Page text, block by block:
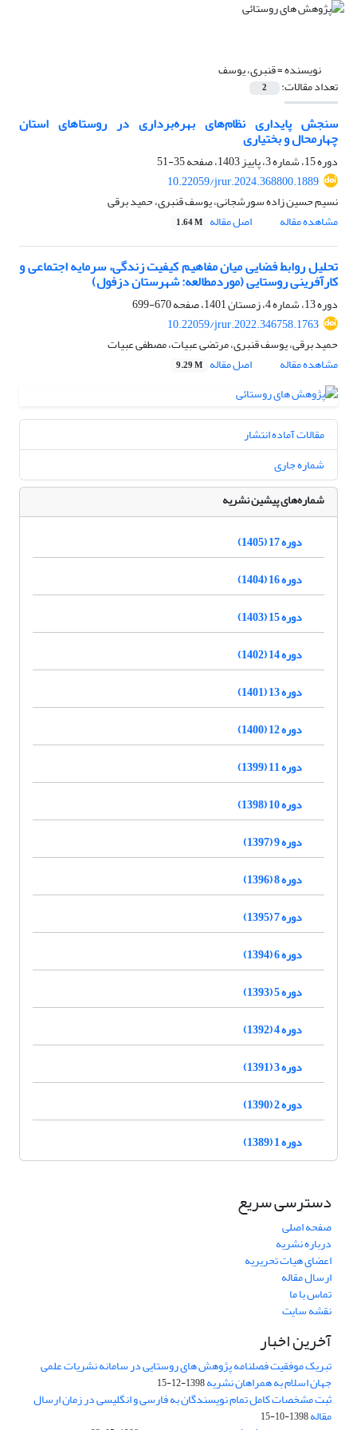
نویسنده =قنبری، یوسف
تعداد مقالات: 2
سنجش پایداری نظام‌های بهره‌برداری در روستاهای استان
چهارمحال و بختیاری
دوره 15، شماره 3، پاییز 1403، صفحه
35-51
10.22059/jrur.2024.368800.1889
نسیم حسین زاده سورشجانی، یوسف قنبری، حمید برقی
مشاهده مقاله
اصل مقاله 1.64 M
تحلیل روابط فضایی میان مفاهیم کیفیت زندگی، سرمایه اجتماعی و
کارآفرینی روستایی (موردمطالعه: شهرستان دزفول)
دوره 13، شماره 4، زمستان 1401، صفحه
670-699
10.22059/jrur.2022.346758.1763
حمید برقی، یوسف قنبری، مرتضی عبیات، مصطفی عبیات
مشاهده مقاله
اصل مقاله 9.29 M
مقالات آماده انتشار
شماره جاری
شماره‌های پیشین نشریه
دوره 17 (1405)
دوره 16 (1404)
دوره 15 (1403)
دوره 14 (1402)
دوره 13 (1401)
دوره 12 (1400)
دوره 11 (1399)
دوره 10 (1398)
دوره 9 (1397)
دوره 8 (1396)
دوره 7 (1395)
دوره 6 (1394)
دوره 5 (1393)
دوره 4 (1392)
دوره 3 (1391)
دوره 2 (1390)
دوره 1 (1389)
دسترسی سریع
صفحه اصلی
درباره نشریه
اعضای هیات تحریریه
ارسال مقاله
تماس با ما
نقشه سایت
آخرین اخبار
تبریک موفقیت فصلنامه پژوهش های روستایی در سامانه نشریات علمی
جهان اسلام به همراهان نشریه1398-12-15
ثبت مشخصات کامل تمام نویسندگان به فارسی و انگلیسی در زمان ارسال
مقاله1398-10-15